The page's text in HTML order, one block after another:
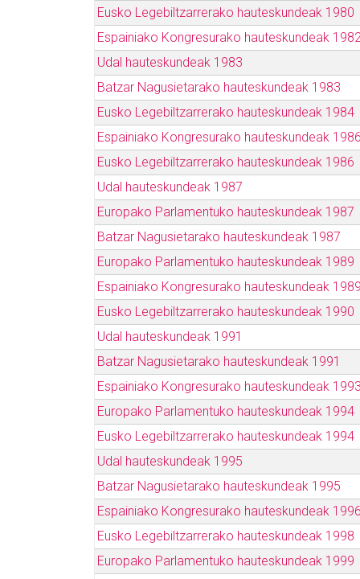
Eusko Legebiltzarrerako hauteskundeak 1980
Espainiako Kongresurako hauteskundeak 1982
Udal hauteskundeak 1983
Batzar Nagusietarako hauteskundeak 1983
Eusko Legebiltzarrerako hauteskundeak 1984
Espainiako Kongresurako hauteskundeak 1986
Eusko Legebiltzarrerako hauteskundeak 1986
Udal hauteskundeak 1987
Europako Parlamentuko hauteskundeak 1987
Batzar Nagusietarako hauteskundeak 1987
Europako Parlamentuko hauteskundeak 1989
Espainiako Kongresurako hauteskundeak 1989
Eusko Legebiltzarrerako hauteskundeak 1990
Udal hauteskundeak 1991
Batzar Nagusietarako hauteskundeak 1991
Espainiako Kongresurako hauteskundeak 1993
Europako Parlamentuko hauteskundeak 1994
Eusko Legebiltzarrerako hauteskundeak 1994
Udal hauteskundeak 1995
Batzar Nagusietarako hauteskundeak 1995
Espainiako Kongresurako hauteskundeak 1996
Eusko Legebiltzarrerako hauteskundeak 1998
Europako Parlamentuko hauteskundeak 1999